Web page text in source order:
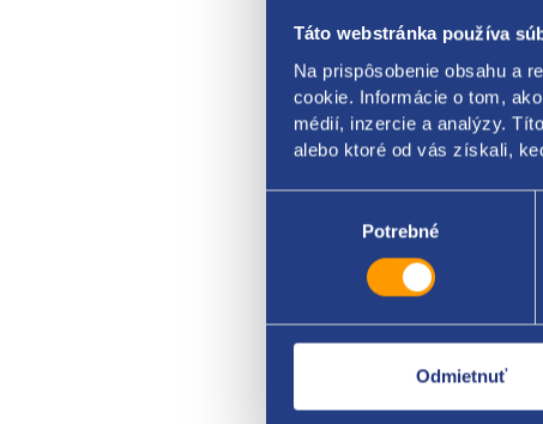
Táto webstránka používa
Na prispôsobenie obsahu a
cookie. Informácie o tom,
médií, inzercie a analýzy.
alebo ktoré od vás získali,
Potrebné
Odmietnuť
Telefón